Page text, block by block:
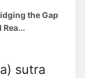
the Gap
sutra